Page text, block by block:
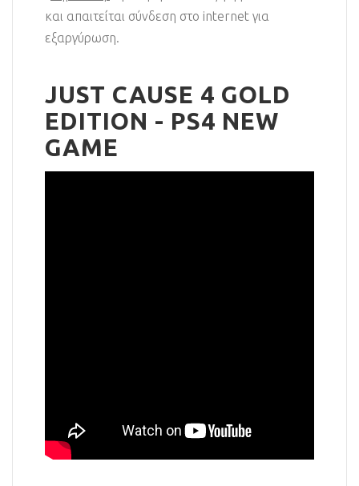
και απαιτείται σύνδεση στο internet για
εξαργύρωση.
JUST CAUSE 4 GOLD
EDITION - PS4 NEW
GAME